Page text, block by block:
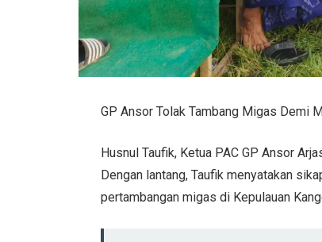
GP Ansor Tolak Tambang Migas Demi
Husnul Taufik, Ketua PAC GP Ansor
Dengan lantang, Taufik menyatakan
pertambangan migas di Kepulauan